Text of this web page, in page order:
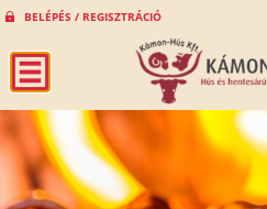
BELÉPÉS / REGISZTRÁCIÓ